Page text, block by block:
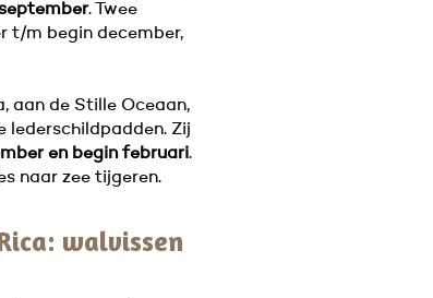
. Twee
t/m begin december,
aan de Stille Oceaan,
lederschildpadden. Zij
en begin februari.
naar zee tijgeren.
walvissen